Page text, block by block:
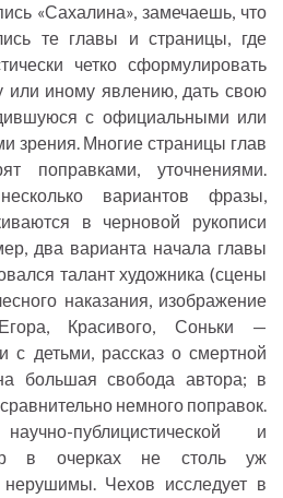
«Сахалина», замечаешь, что
те главы и страницы, где
четко сформулировать
или иному явлению, дать свою
с официальными или
зрения. Многие страницы глав
поправками, уточнениями.
вариантов фразы,
в черновой рукописи
два варианта начала главы
талант художника (сцены
наказания, изображение
Егора, Красивого, Соньки —
с детьми, рассказ о смертной
большая свобода автора; в
немного поправок.
публицистической и
в очерках не столь уж
Чехов исследует в